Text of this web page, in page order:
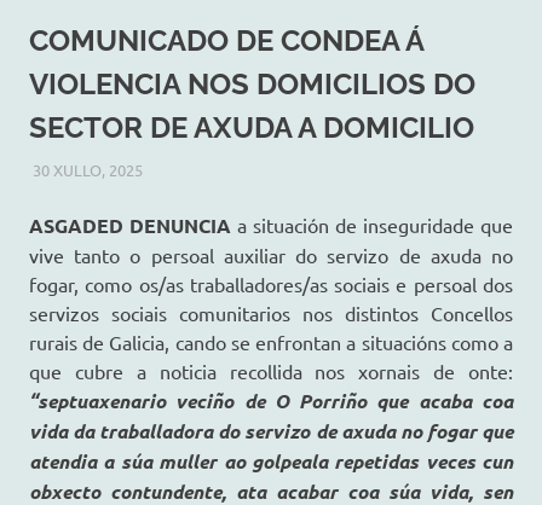
COMUNICADO DE CONDEA Á
VIOLENCIA NOS DOMICILIOS DO
SECTOR DE AXUDA A DOMICILIO
30 XULLO, 2025
ASGADED DENUNCIA a situación de inseguridade que
vive tanto o persoal auxiliar do servizo de axuda no
fogar, como os/as traballadores/as sociais e persoal dos
servizos sociais comunitarios nos distintos Concellos
rurais de Galicia, cando se enfrontan a situacións como a
que cubre a noticia recollida nos xornais de onte:
“septuaxenario veciño de O Porriño que acaba coa
vida da traballadora do servizo de axuda no fogar que
atendia a súa muller ao golpeala repetidas veces cun
obxecto contundente, ata acabar coa súa vida, sen